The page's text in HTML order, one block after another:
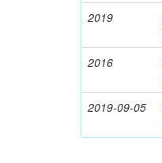
2019
2016
2019-09-05